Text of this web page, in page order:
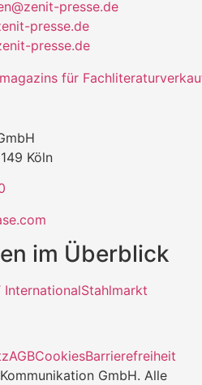
presse.de
presse.de
presse.de
Köln
im Überblick
InternationalStahlmarkt
AGBCookiesBarrierefreiheit
GmbH. Alle